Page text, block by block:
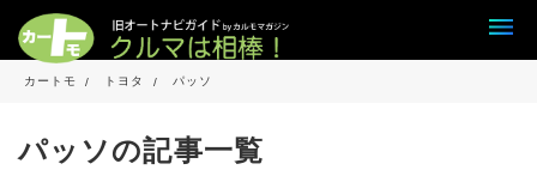
カートモ トヨタ パッソ
パッソの記事一覧